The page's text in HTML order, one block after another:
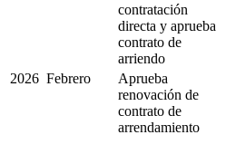
contratación
directa y aprueba
contrato de
arriendo
2026 Febrero
Aprueba
renovación de
contrato de
arrendamiento